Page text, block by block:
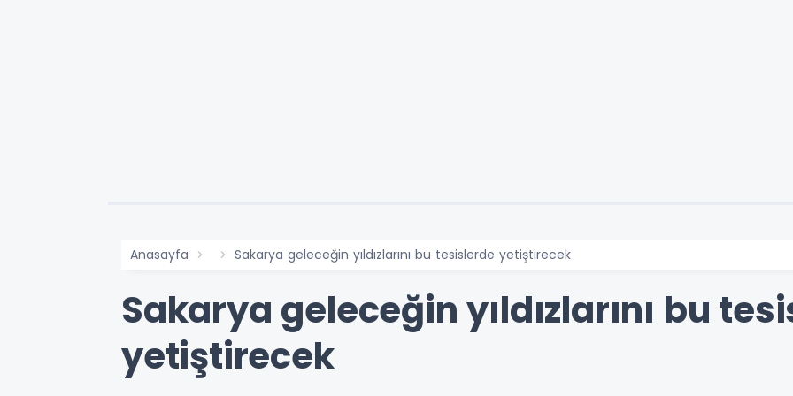
Anasayfa Sakarya geleceğin yıldızlarını bu tesislerde yetiştirecek
Sakarya geleceğin yıldızlarını bu
yetiştirecek